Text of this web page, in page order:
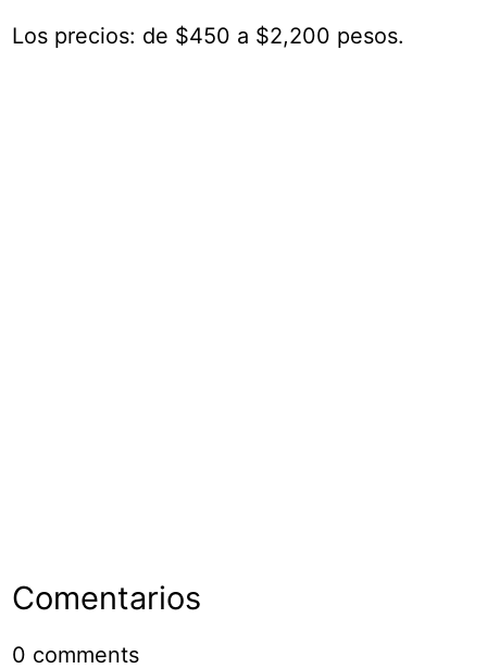
Los precios: de $450 a $2,200 pesos.
Comentarios
0 comments